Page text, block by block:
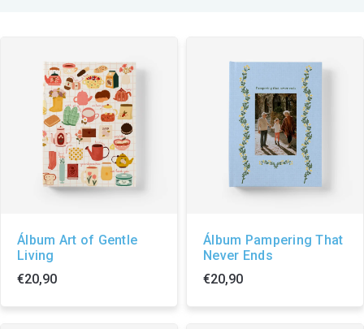
Álbum Art of Gentle
Living
€20,90
Álbum Pampering That
Never Ends
€20,90